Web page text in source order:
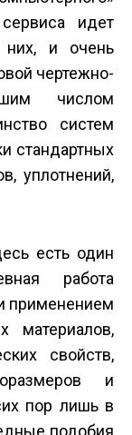
идет
них, и очень
чертежно-
числом
систем
стандартных
уплотнений,
есть один
работа
применением
материалов,
свойств,
и
пор лишь в
подобия